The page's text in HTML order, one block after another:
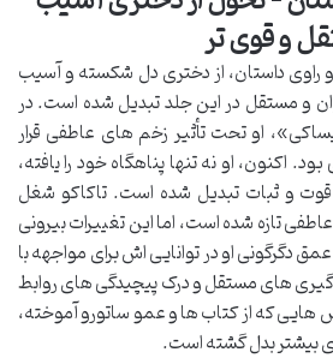
و قوی تر
داستان، از دختری دل شکسته و آسیب
و مستقل در این جلد تبدیل شده است. در
او تحت تأثیر زخم های عاطفی قرار
اکنون، او نه تنها پناهگاه خود را یافته،
و ثبات تبدیل شده است. تاکاکو شغل
تازه شده است، اما این تغییرات بیرونی
دگرگونی او در توانایی اش برای مواجهه با
های مستقل و درک پیچیدگی های روابط
هایی که از کتاب ها و عمو ساتورو آموخته،
بیشتر بدل گشته است.